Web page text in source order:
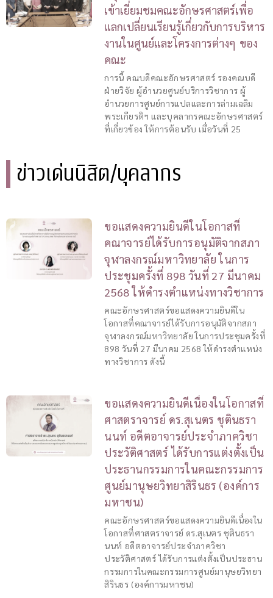
เข้าเยี่ยมชมคณะอักษรศาสตร์เพื่อ
แลกเปลี่ยนเรียนรู้เกี่ยวกับการบริหาร
งานในศูนย์และโครงการต่างๆ ของ
คณะ
การนี้ คณบดีคณะอักษรศาสตร์ รองคณบดี
ฝ่ายวิจัย ผู้อำนวยศูนย์บริการวิชาการ ผู้
อำนวยการศูนย์การแปลและการล่ามเฉลิม
พระเกียรติฯ และบุคลากรคณะอักษรศาสตร์
ที่เกี่ยวข้อง ให้การต้อนรับ เมื่อวันที่ 25
ข่าวเด่นนิสิต/บุคลากร
ขอแสดงความยินดีในโอกาสที่
คณาจารย์ได้รับการอนุมัติจากสภา
จุฬาลงกรณ์มหาวิทยาลัย ในการ
ประชุมครั้งที่ 898 วันที่ 27 มีนาคม
2568 ให้ดำรงตำแหน่งทางวิชาการ
คณะอักษรศาสตร์ขอแสดงความยินดีใน
โอกาสที่คณาจารย์ได้รับการอนุมัติจากสภา
จุฬาลงกรณ์มหาวิทยาลัย ในการประชุมครั้งที่
898 วันที่ 27 มีนาคม 2568 ให้ดำรงตำแหน่ง
ทางวิชาการ ดังนี้
ขอแสดงความยินดีเนื่องในโอกาสที่
ศาสตราจารย์ ดร.สุเนตร ชุตินธรา
นนท์ อดีตอาจารย์ประจำภาควิชา
ประวัติศาสตร์ ได้รับการแต่งตั้งเป็น
ประธานกรรมการในคณะกรรมการ
ศูนย์มานุษยวิทยาสิรินธร (องค์การ
มหาชน)
คณะอักษรศาสตร์ขอแสดงความยินดีเนื่องใน
โอกาสที่ศาสตราจารย์ ดร.สุเนตร ชุตินธรา
นนท์ อดีตอาจารย์ประจำภาควิชา
ประวัติศาสตร์ ได้รับการแต่งตั้งเป็นประธาน
กรรมการในคณะกรรมการศูนย์มานุษยวิทยา
สิรินธร (องค์การมหาชน)